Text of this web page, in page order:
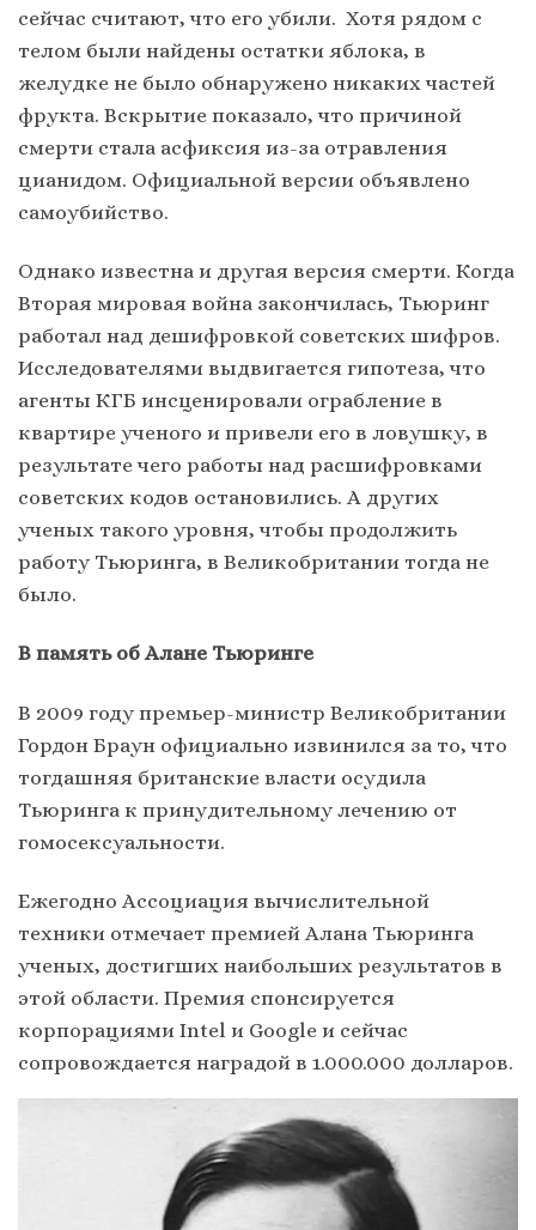
сейчас считают, что его убили. Хотя рядом с
телом были найдены остатки яблока, в
желудке не было обнаружено никаких частей
фрукта. Вскрытие показало, что причиной
смерти стала асфиксия из-за отравления
цианидом. Официальной версии объявлено
самоубийство.
Однако известна и другая версия смерти. Когда
Вторая мировая война закончилась, Тьюринг
работал над дешифровкой советских шифров.
Исследователями выдвигается гипотеза, что
агенты КГБ инсценировали ограбление в
квартире ученого и привели его в ловушку, в
результате чего работы над расшифровками
советских кодов остановились. А других
ученых такого уровня, чтобы продолжить
работу Тьюринга, в Великобритании тогда не
было.
В память об Алане Тьюринге
В 2009 году премьер-министр Великобритании
Гордон Браун официально извинился за то, что
тогдашняя британские власти осудила
Тьюринга к принудительному лечению от
гомосексуальности.
Ежегодно Ассоциация вычислительной
техники отмечает премией Алана Тьюринга
ученых, достигших наибольших результатов в
этой области. Премия спонсируется
корпорациями Intel и Google и сейчас
сопровождается наградой в 1.000.000 долларов.